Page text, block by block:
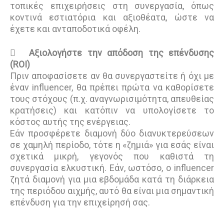
τοπικές επιχειρήσεις στη συνεργασία, όπως
κοντινά εστιατόρια και αξιοθέατα, ώστε να
έχετε και ανταποδοτικά οφέλη.

Αξιολογήστε την απόδοση της επένδυσης
(ROI)
Πριν αποφασίσετε αν θα συνεργαστείτε ή όχι με
έναν influencer, θα πρέπει πρώτα να καθορίσετε
τους στόχους (π.χ. αναγνωρισιμότητα, απευθείας
κρατήσεις) και κατόπιν να υπολογίσετε το
κόστος αυτής της ενέργειας.
Εάν προσφέρετε διαμονή δύο διανυκτερεύσεων
σε χαμηλή περίοδο, τότε η «ζημιά» για εσάς είναι
σχετικά μικρή, γεγονός που καθιστά τη
συνεργασία ελκυστική. Εάν, ωστόσο, ο influencer
ζητά διαμονή για μια εβδομάδα κατά τη διάρκεια
της περιόδου αιχμής, αυτό θα είναι μια σημαντική
επένδυση για την επιχείρησή σας.